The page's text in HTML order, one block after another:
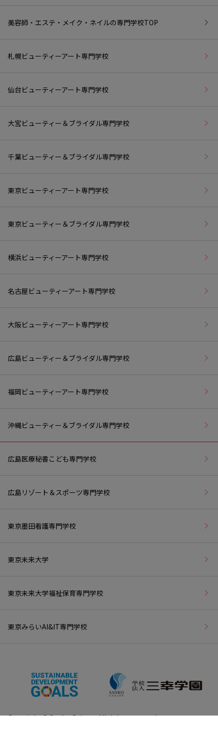
美容師・エステ・メイク・ネイルの専門学校TOP
札幌ビューティーアート専門学校
仙台ビューティーアート専門学校
大宮ビューティー＆ブライダル専門学校
千葉ビューティー＆ブライダル専門学校
東京ビューティーアート専門学校
東京ビューティー＆ブライダル専門学校
横浜ビューティーアート専門学校
名古屋ビューティーアート専門学校
大阪ビューティーアート専門学校
広島ビューティー＆ブライダル専門学校
福岡ビューティーアート専門学校
沖縄ビューティー＆ブライダル専門学校
広島医療秘書こども専門学校
広島リゾート＆スポーツ専門学校
東京墨田看護専門学校
東京未来大学
東京未来大学福祉保育専門学校
東京みらいAI&IT専門学校
Copyright © Sanko Gakuen All rights reserved.